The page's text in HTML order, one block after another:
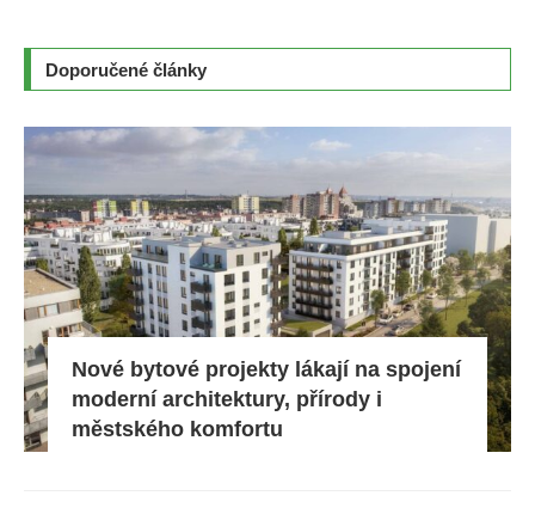
Doporučené články
Nové bytové projekty lákají na spojení
moderní architektury, přírody i
městského komfortu